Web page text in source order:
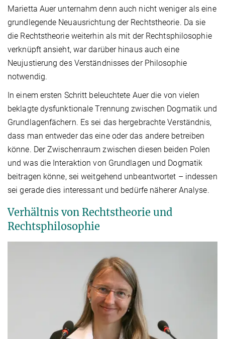
Marietta Auer unternahm denn auch nicht weniger als eine
grundlegende Neuausrichtung der Rechtstheorie. Da sie
die Rechtstheorie weiterhin als mit der Rechtsphilosophie
verknüpft ansieht, war darüber hinaus auch eine
Neujustierung des Verständnisses der Philosophie
notwendig.
In einem ersten Schritt beleuchtete Auer die von vielen
beklagte dysfunktionale Trennung zwischen Dogmatik und
Grundlagenfächern. Es sei das hergebrachte Verständnis,
dass man entweder das eine oder das andere betreiben
könne. Der Zwischenraum zwischen diesen beiden Polen
und was die Interaktion von Grundlagen und Dogmatik
beitragen könne, sei weitgehend unbeantwortet – indessen
sei gerade dies interessant und bedürfe näherer Analyse.
Verhältnis von Rechtstheorie und
Rechtsphilosophie